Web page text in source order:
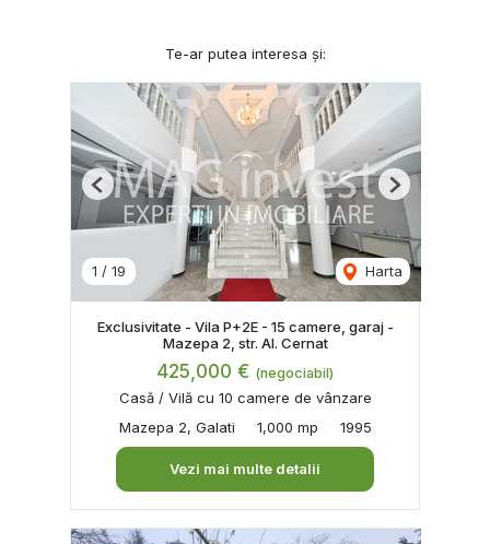
Te-ar putea interesa și:
1 / 19 Harta
Previous Next
Exclusivitate - Vila P+2E - 15 camere, garaj -
Mazepa 2, str. Al. Cernat
425,000 € (negociabil)
Casă / Vilă cu 10 camere de vânzare
Mazepa 2, Galati
1,000 mp 1995
Vezi mai multe detalii